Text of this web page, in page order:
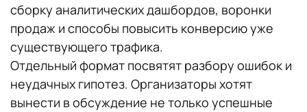
сборку аналитических дашбордов, воронки
продаж и способы повысить конверсию уже
существующего трафика.
Отдельный формат посвятят разбору ошибок и
неудачных гипотез. Организаторы хотят
вынести в обсуждение не только успешные